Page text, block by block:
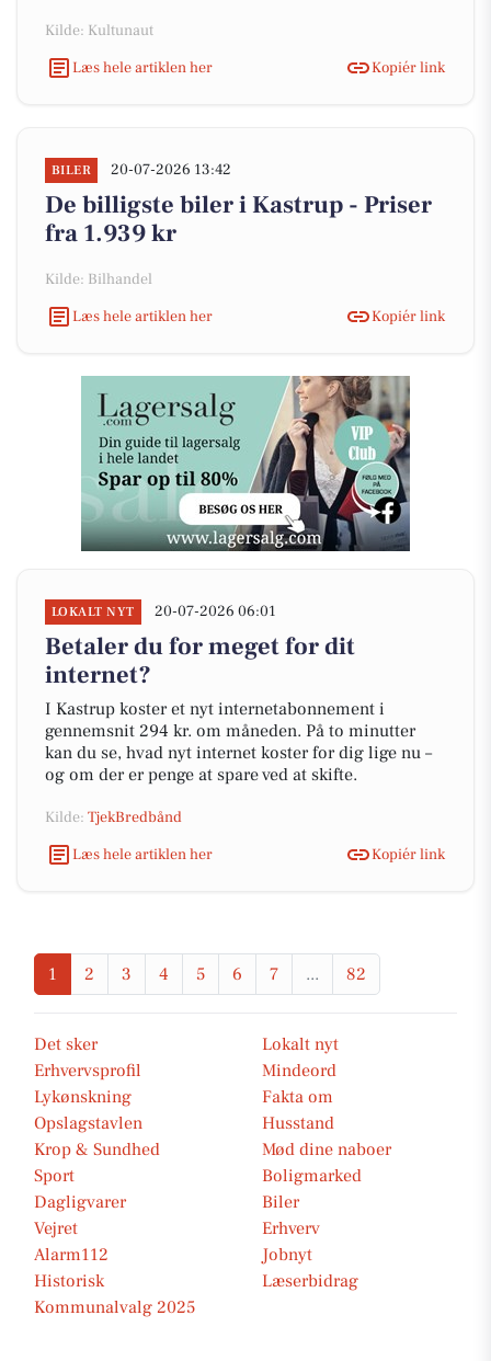
Kilde: Kultunaut
Læs hele artiklen her
Kopiér link
BILER 20-07-2026 13:42
De billigste biler i Kastrup - Priser
fra 1.939 kr
Kilde: Bilhandel
Læs hele artiklen her
Kopiér link
LOKALT NYT 20-07-2026 06:01
Betaler du for meget for dit
internet?
I Kastrup koster et nyt internetabonnement i
gennemsnit 294 kr. om måneden. På to minutter
kan du se, hvad nyt internet koster for dig lige nu –
og om der er penge at spare ved at skifte.
Kilde: TjekBredbånd
Læs hele artiklen her
Kopiér link
1 2 3 4 5 6 7 ... 82
Det sker
Lokalt nyt
Erhvervsprofil
Mindeord
Lykønskning
Fakta om
Opslagstavlen
Husstand
Krop & Sundhed
Mød dine naboer
Sport
Boligmarked
Dagligvarer
Biler
Vejret
Erhverv
Alarm112
Jobnyt
Historisk
Læserbidrag
Kommunalvalg 2025